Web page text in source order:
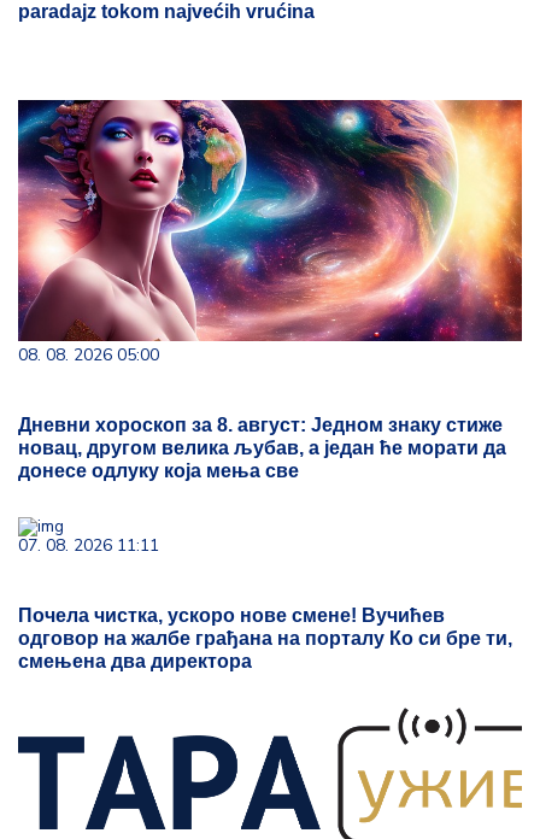
paradajz tokom najvećih vrućina
08. 08. 2026 05:00
Дневни хороскоп за 8. август: Једном знаку стиже
новац, другом велика љубав, а један ће морати да
донесе одлуку која мења све
07. 08. 2026 11:11
Почела чистка, ускоро нове смене! Вучићев
одговор на жалбе грађана на порталу Ко си бре ти,
смењена два директора